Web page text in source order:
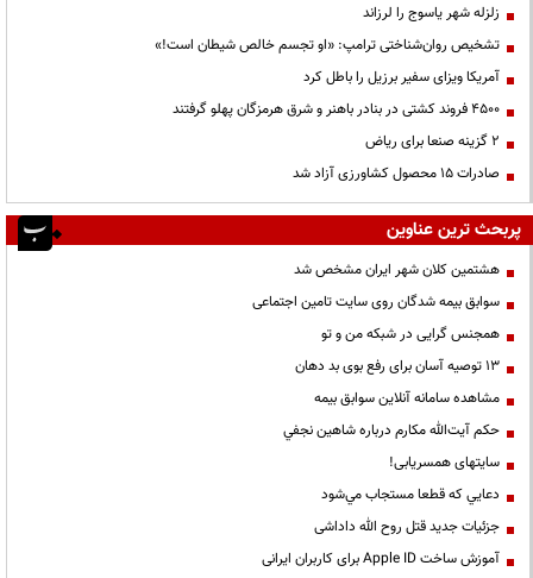
زلزله شهر یاسوج را لرزاند
تشخیص روان‌شناختی ترامپ: «او تجسم خالص شیطان است!»
آمریکا ویزای سفیر برزیل را باطل کرد
۴۵۰۰ فروند کشتی در بنادر باهنر و شرق هرمزگان پهلو گرفتند
۲ گزینه صنعا برای ریاض
صادرات ۱۵ محصول کشاورزی آزاد شد
پربحث ترین عناوین
هشتمین کلان شهر ایران مشخص شد
سوابق بیمه شدگان روی سایت تامین اجتماعی
همجنس گرایی در شبکه من و تو
13 توصیه آسان برای رفع بوی بد دهان
مشاهده سامانه آنلاين سوابق بیمه
حكم آيت‌الله مكارم درباره شاهين نجفي
سایتهای همسریابی!
دعايي كه قطعا مستجاب مي‌شود
جزئیات جدید قتل روح الله داداشی
آموزش ساخت Apple ID برای کاربران ایرانی